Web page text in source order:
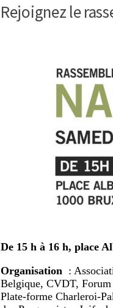
Rejoignez le
De 15 h à 16 h, place
Organisation :
Belgique, CVDT, Forum
Plate-forme Charleroi-